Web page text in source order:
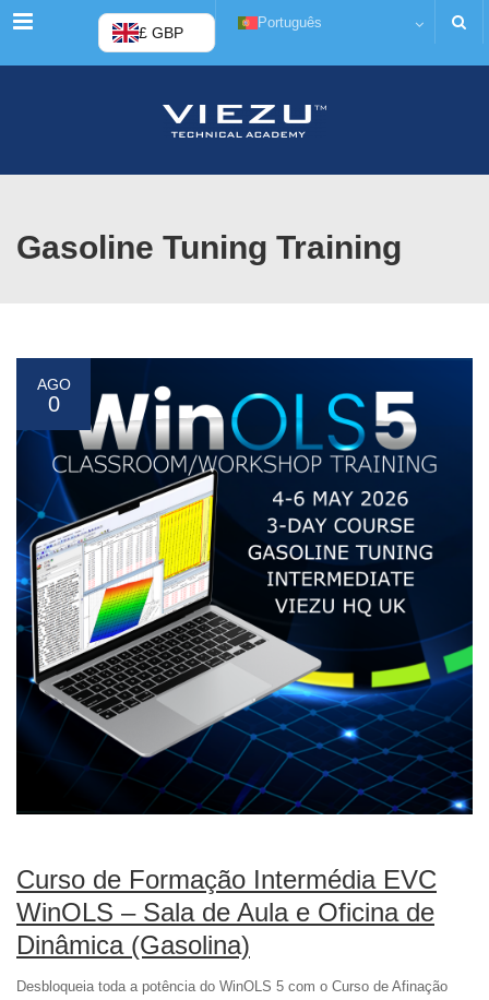
Cardápio £ GBP
Português
Gasoline Tuning Training
AGO
0
Curso de Formação Intermédia EVC
WinOLS – Sala de Aula e Oficina de
Dinâmica (Gasolina)
Desbloqueia toda a potência do WinOLS 5 com o Curso de Afinação